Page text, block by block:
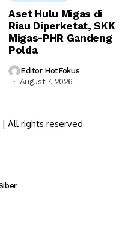
Aset Hulu Migas di
Riau Diperketat, SKK
Migas-PHR Gandeng
Polda
Editor HotFokus
August 7, 2026
All rights reserved